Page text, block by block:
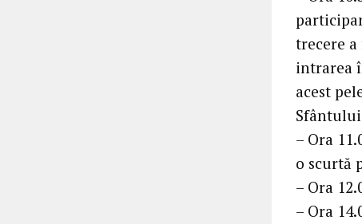
trecere
intrarea
acest
– Ora
o scurtă
– Ora
– Ora